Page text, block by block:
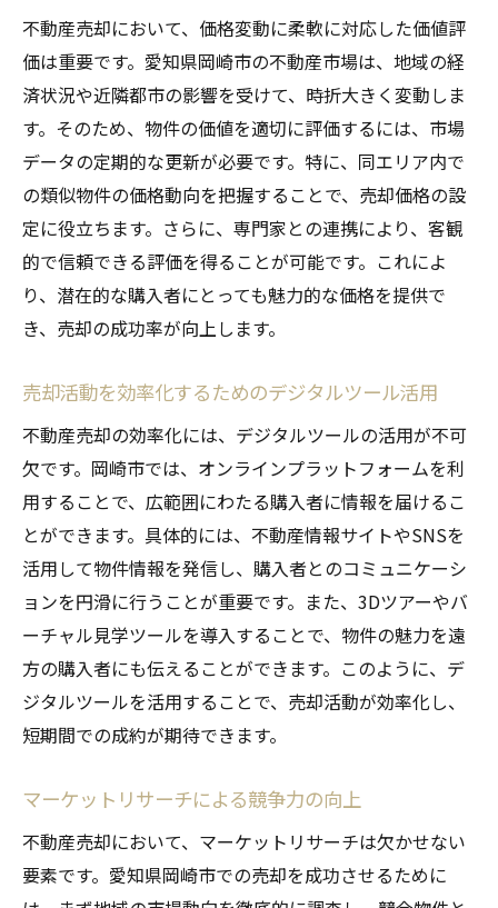
不動産売却において、価格変動に柔軟に対応した価値評
価は重要です。愛知県岡崎市の不動産市場は、地域の経
済状況や近隣都市の影響を受けて、時折大きく変動しま
す。そのため、物件の価値を適切に評価するには、市場
データの定期的な更新が必要です。特に、同エリア内で
の類似物件の価格動向を把握することで、売却価格の設
定に役立ちます。さらに、専門家との連携により、客観
的で信頼できる評価を得ることが可能です。これによ
り、潜在的な購入者にとっても魅力的な価格を提供で
き、売却の成功率が向上します。
売却活動を効率化するためのデジタルツール活用
不動産売却の効率化には、デジタルツールの活用が不可
欠です。岡崎市では、オンラインプラットフォームを利
用することで、広範囲にわたる購入者に情報を届けるこ
とができます。具体的には、不動産情報サイトやSNSを
活用して物件情報を発信し、購入者とのコミュニケーシ
ョンを円滑に行うことが重要です。また、3Dツアーやバ
ーチャル見学ツールを導入することで、物件の魅力を遠
方の購入者にも伝えることができます。このように、デ
ジタルツールを活用することで、売却活動が効率化し、
短期間での成約が期待できます。
マーケットリサーチによる競争力の向上
不動産売却において、マーケットリサーチは欠かせない
要素です。愛知県岡崎市での売却を成功させるために